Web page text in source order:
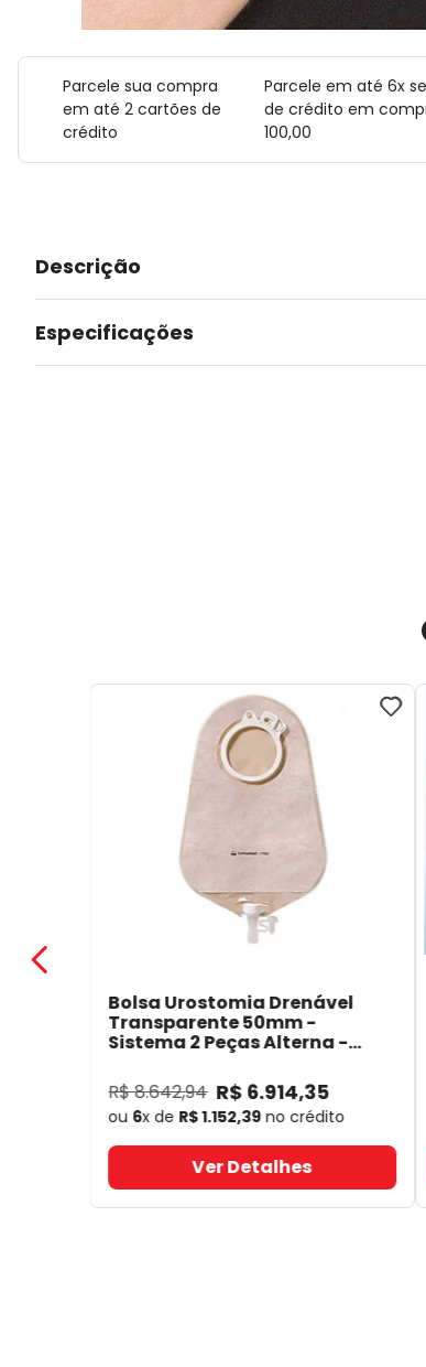
Parcele sua compra
em até 2 cartões de
crédito
Parcele em até 6x
de crédito em
100,00
Descrição
Especificações
Bolsa Urostomia Drenável
Transparente 50mm -
Sistema 2 Peças Alterna -
R$8.642,94 R$ 6.914,35
ou 6x de R$1.152,39no crédito
Ver Detalhes